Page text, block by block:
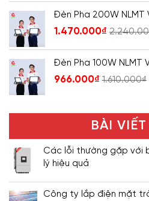
Đèn Pha 200W NLMT
1.470.000₫
Đèn Pha 100W NLMT
966.000₫ 1.610.000₫
BÀI
Các lỗi thường gặp với
lý hiệu quả
Công ty lắp điện mặt